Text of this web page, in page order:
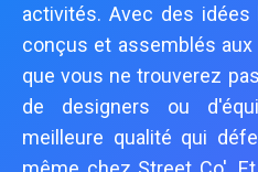
activités. Avec des
conçus et assemblés aux
que vous ne trouverez
de designers ou
meilleure qualité qui